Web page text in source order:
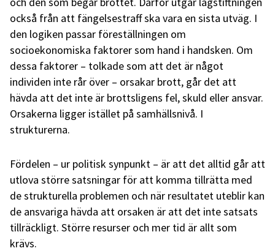
också från att fängelsestraff ska vara en sista utväg. I
den logiken passar föreställningen om
socioekonomiska faktorer som hand i handsken. Om
dessa faktorer – tolkade som att det är något
individen inte rår över – orsakar brott, går det att
hävda att det inte är brottsligens fel, skuld eller ansvar.
Orsakerna ligger istället på samhällsnivå. I
strukturerna.
Fördelen – ur politisk synpunkt – är att det alltid går att
utlova större satsningar för att komma tillrätta med
de strukturella problemen och när resultatet uteblir kan
de ansvariga hävda att orsaken är att det inte satsats
tillräckligt. Större resurser och mer tid är allt som
krävs.